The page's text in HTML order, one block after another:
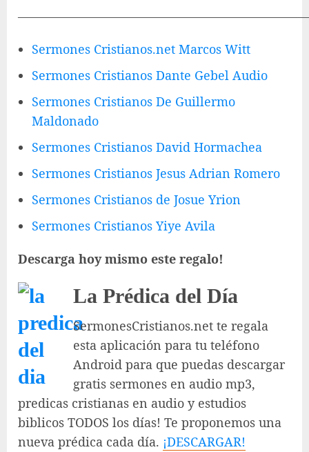
Sermones Cristianos.net Marcos Witt
Sermones Cristianos Dante Gebel Audio
Sermones Cristianos De Guillermo
Maldonado
Sermones Cristianos David Hormachea
Sermones Cristianos Jesus Adrian Romero
Sermones Cristianos de Josue Yrion
Sermones Cristianos Yiye Avila
Descarga hoy mismo este regalo!
La Prédica del Día
SermonesCristianos.net te regala
esta aplicación para tu teléfono
Android para que puedas descargar
gratis sermones en audio mp3,
predicas cristianas en audio y estudios
biblicos TODOS los días! Te proponemos una
nueva prédica cada día. ¡DESCARGAR!